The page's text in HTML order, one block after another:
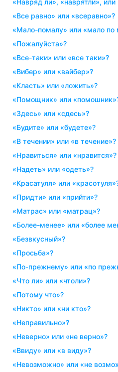
«все равно» или «всеравно»?
«мало-помалу» или «мало
«пожалуйста»?
«все-таки» или «все таки»?
«вибер» или «вайбер»?
«класть» или «ложить»?
«помощник» или
«здесь» или «сдесь»?
«будите» или «будете»?
«в течении» или «в течение»?
«нравиться» или «нравится»?
«надеть» или «одеть»?
«красатуля» или
«придти» или «прийти»?
«матрас» или «матрац»?
«более-менее» или «более
«безвкусный»?
«просьба»?
«по-прежнему» или «по
«что ли» или «чтоли»?
«потому что»?
«никто» или «ни кто»?
«неправильно»?
«неверно» или «не верно»?
«ввиду» или «в виду»?
«невозможно» или «не